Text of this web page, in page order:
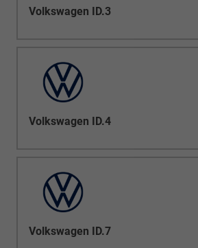
Volkswagen ID.3
Volkswagen ID.4
Volkswagen ID.7